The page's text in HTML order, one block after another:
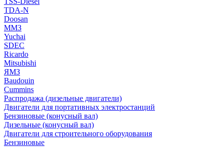
TDA-N
Doosan
ММЗ
Yuchai
SDEC
Ricardo
Mitsubishi
ЯМЗ
Baudouin
Cummins
Распродажа (дизельные двигатели)
Двигатели для портативных электростанций
Бензиновые (конусный вал)
Дизельные (конусный вал)
Двигатели для строительного оборудования
Бензиновые